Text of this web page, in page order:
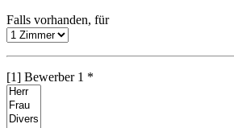
Falls vorhanden, für
[1] Bewerber 1 *